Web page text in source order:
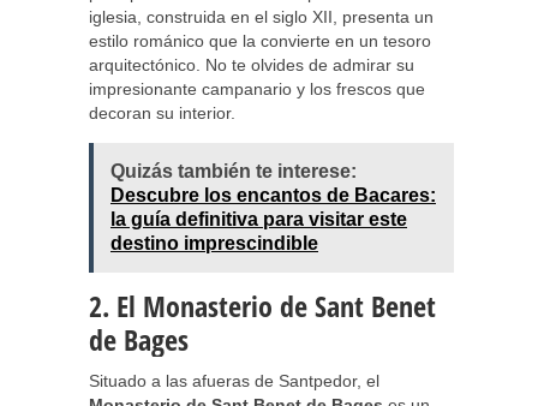
iglesia, construida en el siglo XII, presenta un
estilo románico que la convierte en un tesoro
arquitectónico. No te olvides de admirar su
impresionante campanario y los frescos que
decoran su interior.
Quizás también te interese:
Descubre los encantos de Bacares:
la guía definitiva para visitar este
destino imprescindible
2. El Monasterio de Sant Benet
de Bages
Situado a las afueras de Santpedor, el